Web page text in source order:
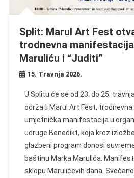
Split: Marul Art Fest
trodnevna
Maruliću i “Juditi”
15. Travnja 2026.
U Splitu će se od 23. do 25.
održati Marul Art Fest,
umjetnička manifestacija u
udruge Benedikt, koja kroz
glazbeni program donosi
baštinu Marka Marulića.
sklopu Marulićevih dana.